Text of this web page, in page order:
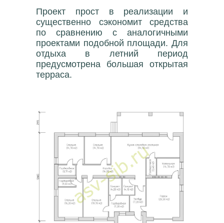
Проект прост в реализации и
существенно сэкономит средства
по сравнению с аналогичными
проектами подобной площади. Для
отдыха в летний период
предусмотрена большая открытая
терраса.